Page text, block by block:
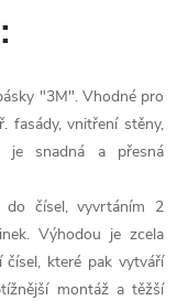
"3M". Vhodné pro
fasády, vnitření stěny,
je snadná a přesná
do čísel, vyvrtáním 2
Výhodou je zcela
čísel, které pak vytváří
montáž a těžší